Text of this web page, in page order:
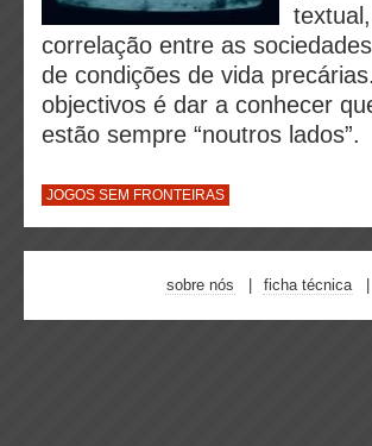
correlação entre as
de condições de vida
objectivos é dar a conhecer
estão sempre “noutros lados”.
JOGOS SEM FRONTEIRAS
sobre nós ficha técnica